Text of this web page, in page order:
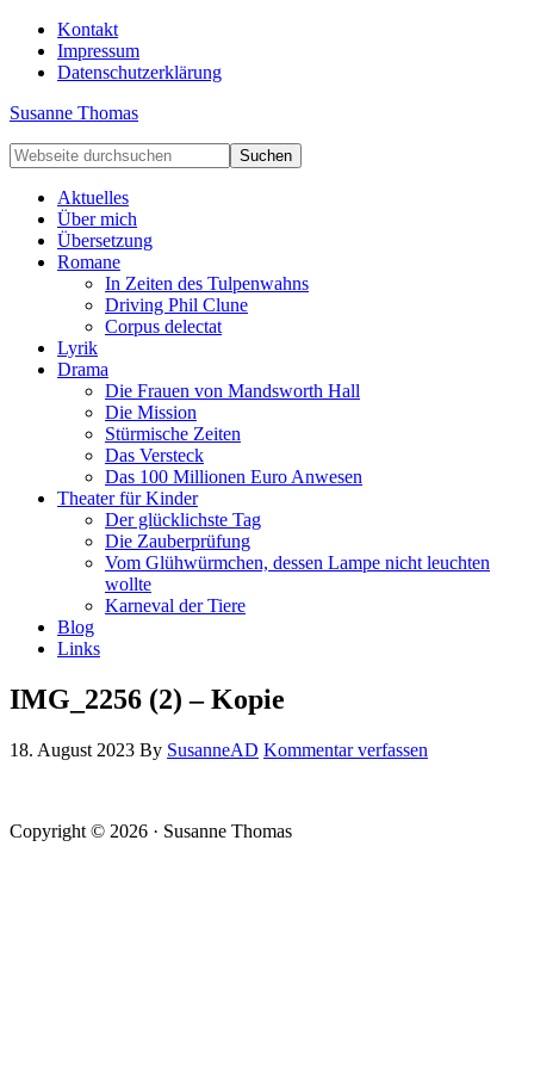
Kontakt
Impressum
Datenschutzerklärung
Susanne Thomas
Aktuelles
Über mich
Übersetzung
Romane
In Zeiten des Tulpenwahns
Driving Phil Clune
Corpus delectat
Lyrik
Drama
Die Frauen von Mandsworth Hall
Die Mission
Stürmische Zeiten
Das Versteck
Das 100 Millionen Euro Anwesen
Theater für Kinder
Der glücklichste Tag
Die Zauberprüfung
Vom Glühwürmchen, dessen Lampe nicht leuchten
wollte
Karneval der Tiere
Blog
Links
IMG_2256 (2) – Kopie
18. August 2023 By SusanneAD Kommentar verfassen
Copyright © 2026 · Susanne Thomas